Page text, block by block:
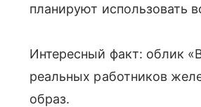
планируют использовать
Интересный факт: облик
реальных работников
образ.